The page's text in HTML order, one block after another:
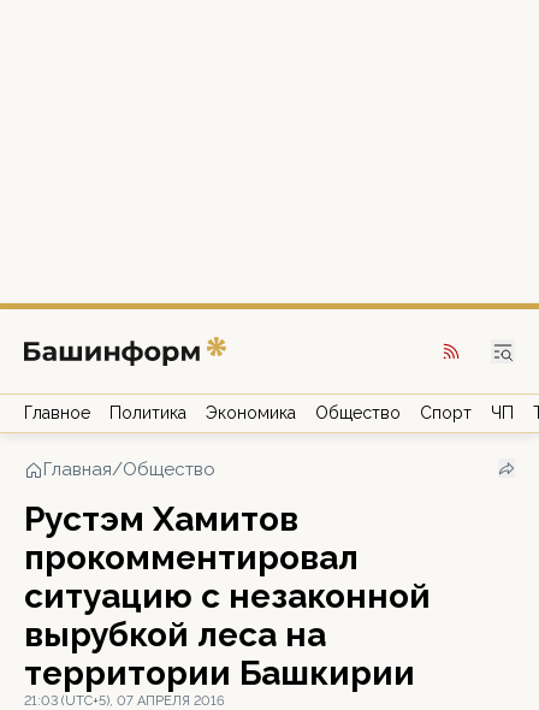
Главное Политика Экономика Общество Спорт ЧП
Главная/Общество
Рустэм Хамитов
прокомментировал
ситуацию с незаконной
вырубкой леса на
территории Башкирии
21:03 (UTC+5), 07 АПРЕЛЯ 2016